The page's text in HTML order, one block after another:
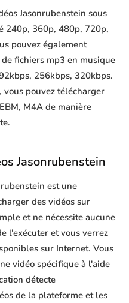
Jasonrubenstein sous
240p, 360p, 480p, 720p,
pouvez également
fichiers mp3 en musique
256kbps, 320kbps.
vous pouvez télécharger
M4A de manière
Jasonrubenstein
est une
des vidéos sur
et ne nécessite aucune
l'exécuter et vous verrez
sur Internet. Vous
vidéo spécifique à l'aide
détecte
de la plateforme et les